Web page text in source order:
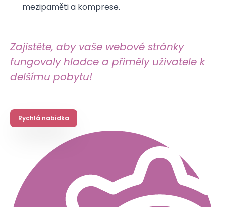
mezipaměti a komprese.
Zajistěte, aby vaše webové stránky
fungovaly hladce a přiměly uživatele k
delšímu pobytu!
Rychlá nabídka